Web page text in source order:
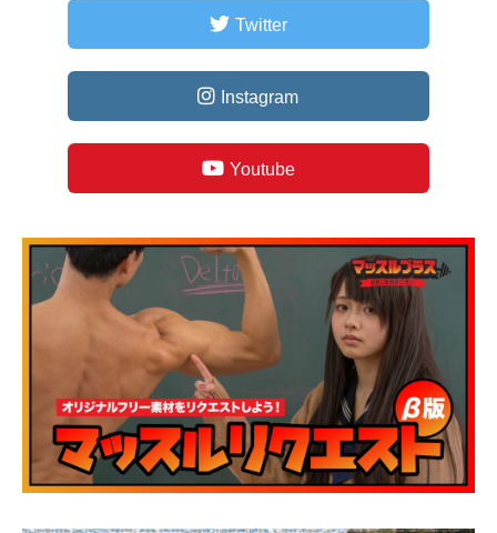
Twitter
Instagram
Youtube